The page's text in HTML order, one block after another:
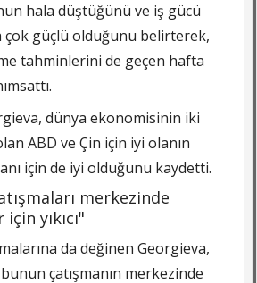
hala düştüğünü ve iş gücü
çok güçlü olduğunu belirterek,
tahminlerini de geçen hafta
dünya ekonomisinin iki
ABD ve Çin için iyi olanın
için de iyi olduğunu kaydetti.
merkezinde
yıkıcı"
da değinen Georgieva,
çatışmanın merkezinde